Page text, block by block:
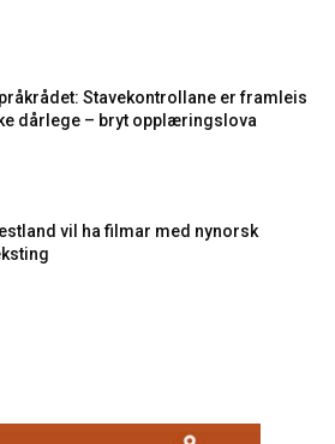
Stavekontrollane er framleis
dårlege – bryt opplæringslova
vil ha filmar med nynorsk